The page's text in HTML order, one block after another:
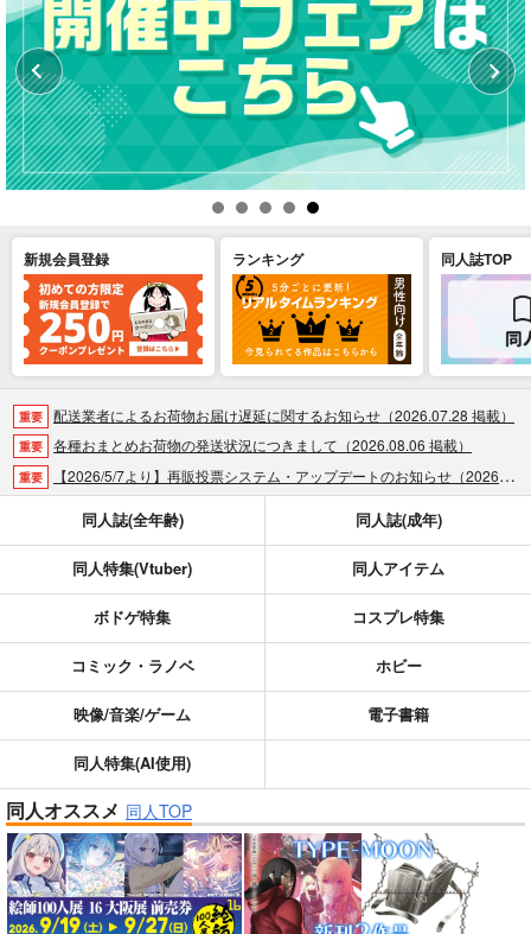
新規会員登録 ランキング 同人誌TOP
重要 配送業者によるお荷物お届け遅延に関するお知らせ（2026.07.28 掲載）
重要 各種おまとめお荷物の発送状況につきまして（2026.08.06 掲載）
重要 【2026/5/7より】再販投票システム・アップデートのお知らせ（2026.05.07 掲載）
「とらのあな×駿河屋日本橋乙女同人誌館」通販店頭受取サービス開始のお知らせ（2026.01.05 更新｜2025.12.30 掲載）
重要 【2025/12/1より】「通販ポイント⇒とらコイン変換キャンペーン」終了のお知らせ（2025.11.21 掲載）
個人情報保護方針の改定について（2025.09.19 更新｜2025.08.01 掲載）
ポイント付与・管理体制改定のお知らせ（2024.11.20 掲載）
全てのお知らせを見る
同人誌(全年齢) 同人誌(成年)
同人特集(Vtuber) 同人アイテム
ボドゲ特集 コスプレ特集
コミック・ラノベ ホビー
映像/音楽/ゲーム 電子書籍
同人特集(AI使用)
同人オススメ 同人TOP